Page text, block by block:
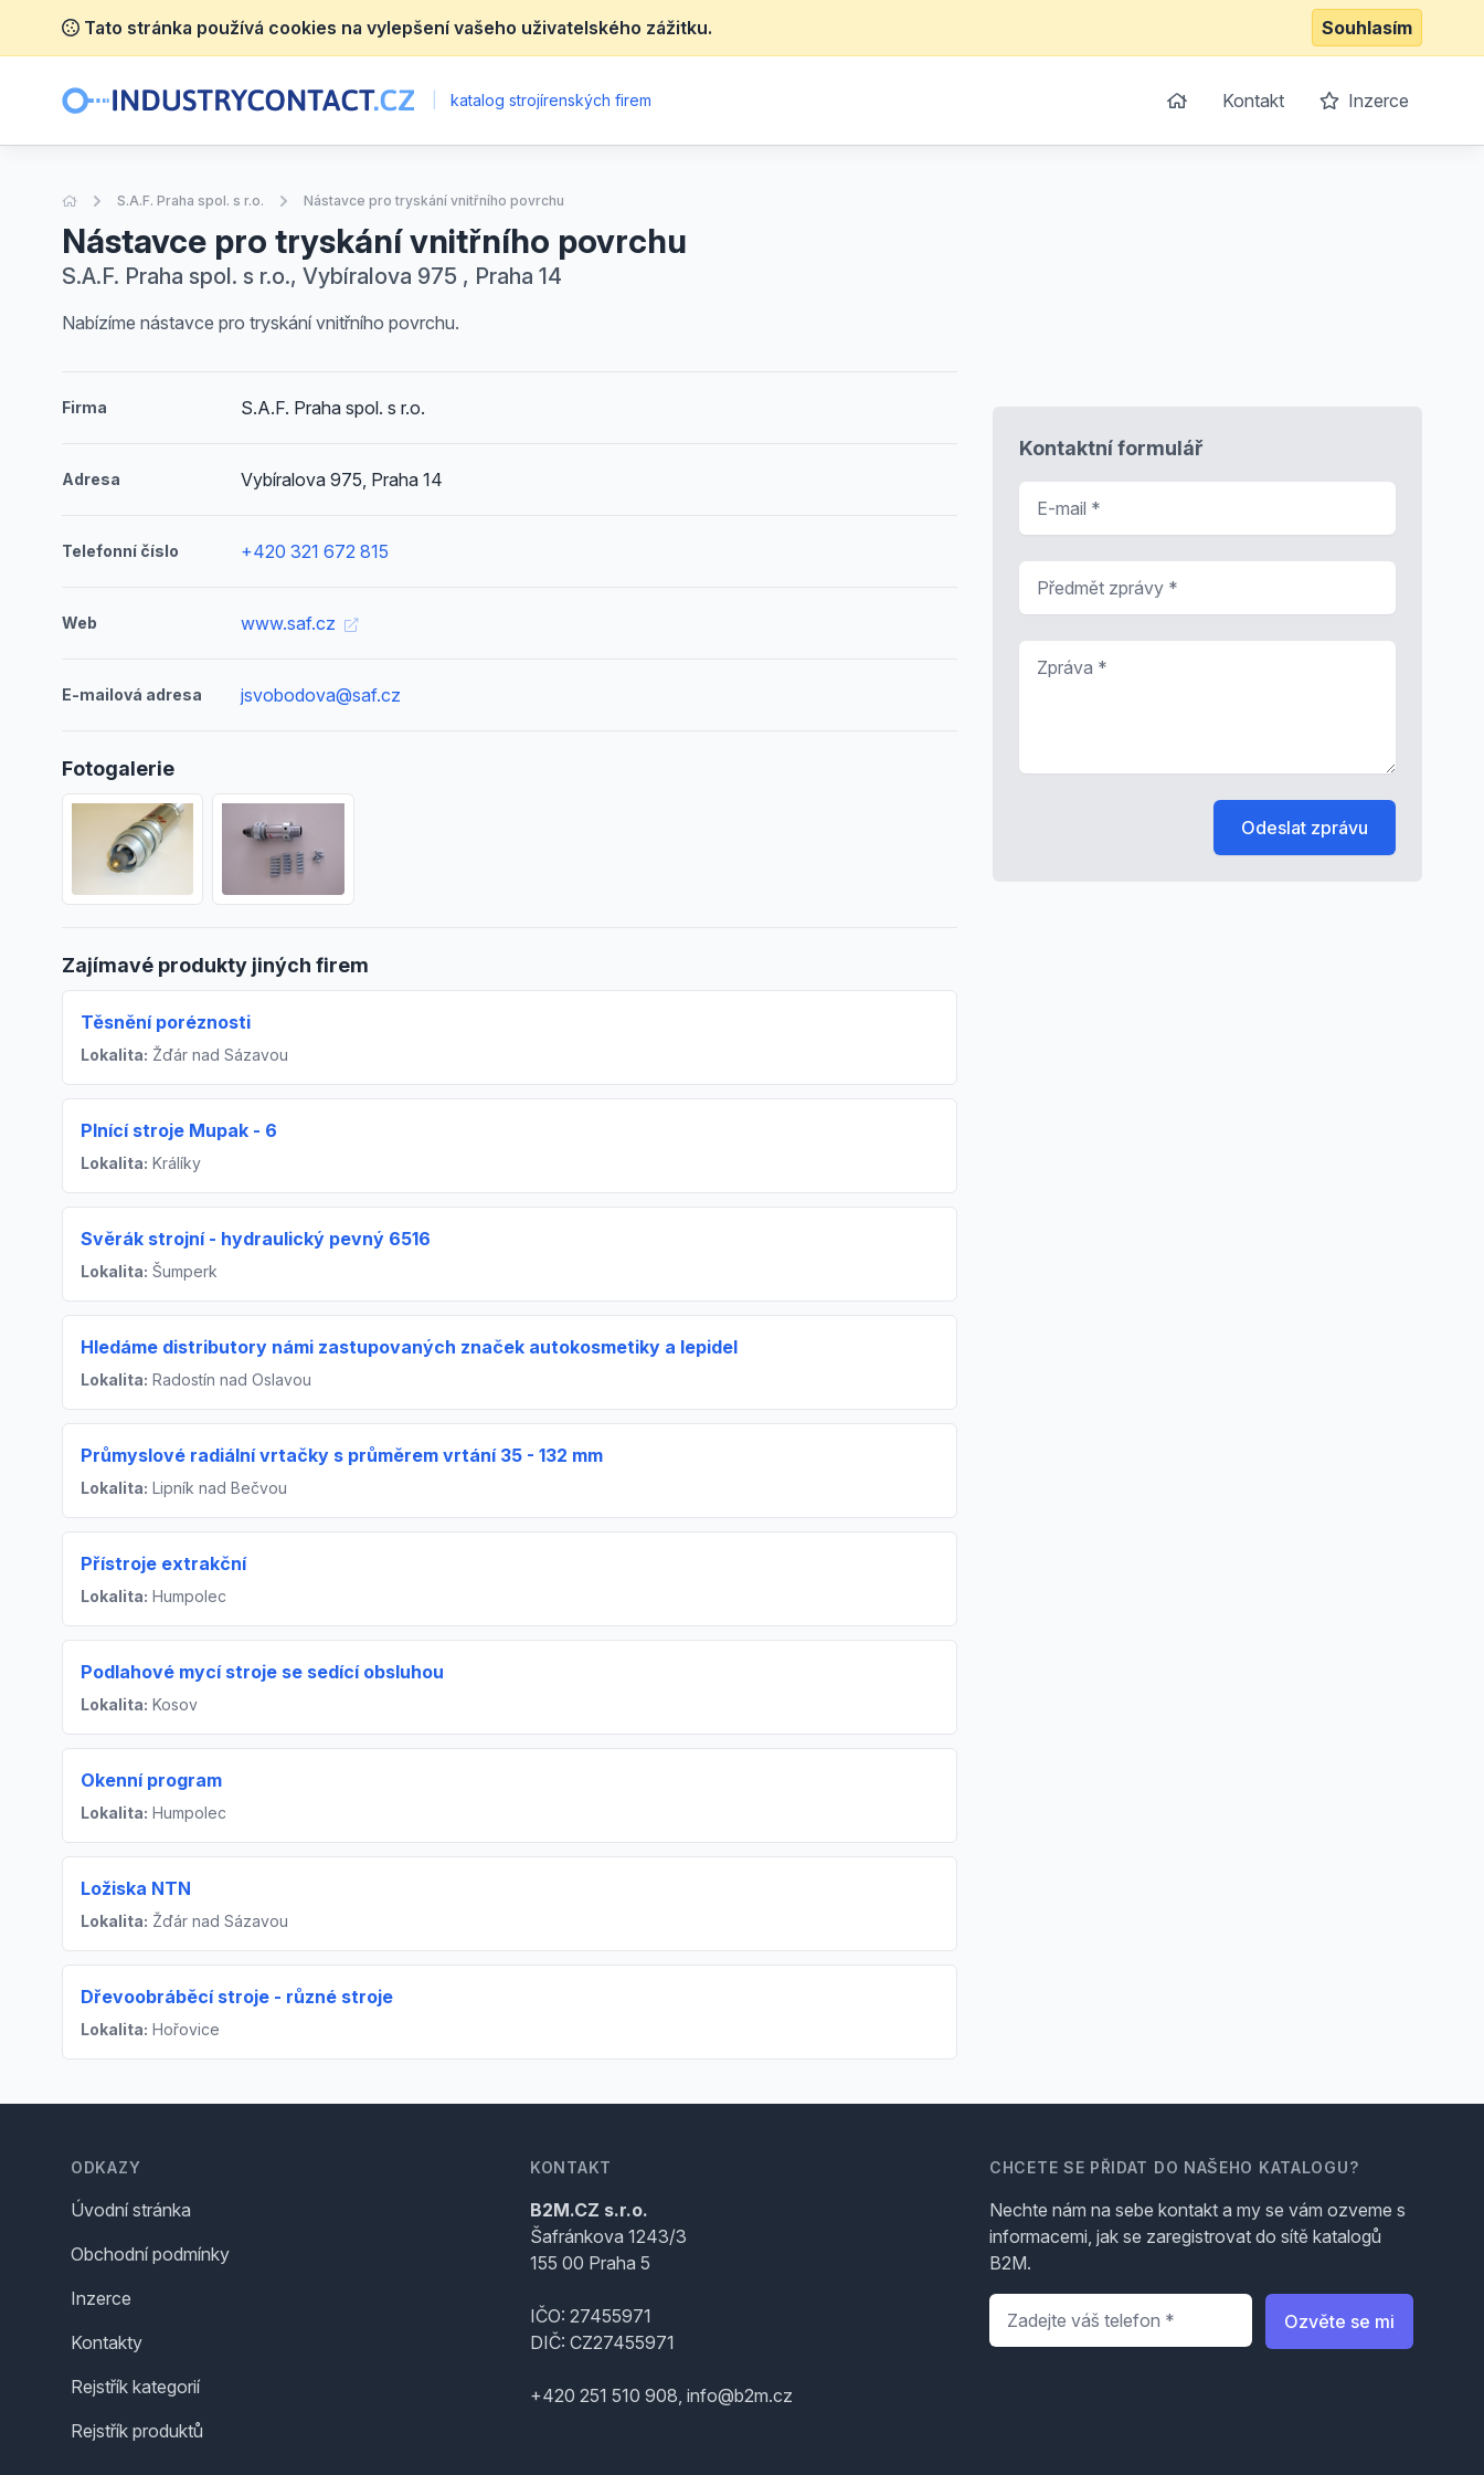
Tato stránka používá cookies na vylepšení vašeho uživatelského zážitku. Souhlasím
katalog strojírenských firem Kontakt Inzerce
Úvodní stránka
S.A.F. Praha spol. s r.o. Nástavce pro tryskání vnitřního povrchu
Nástavce pro tryskání vnitřního povrchu
S.A.F. Praha spol. s r.o., Vybíralova 975 , Praha 14
Nabízíme nástavce pro tryskání vnitřního povrchu.
Firma S.A.F. Praha spol. s r.o.
Adresa Vybíralova 975, Praha 14
Telefonní číslo +420 321 672 815
Web www.saf.cz
E-mailová adresa jsvobodova@saf.cz
Fotogalerie
Zajímavé produkty jiných firem
Těsnění poréznosti
Lokalita: Žďár nad Sázavou
Plnící stroje Mupak - 6
Lokalita: Králíky
Svěrák strojní - hydraulický pevný 6516
Lokalita: Šumperk
Hledáme distributory námi zastupovaných značek autokosmetiky a lepidel
Lokalita: Radostín nad Oslavou
Průmyslové radiální vrtačky s průměrem vrtání 35 - 132 mm
Lokalita: Lipník nad Bečvou
Přístroje extrakční
Lokalita: Humpolec
Podlahové mycí stroje se sedící obsluhou
Lokalita: Kosov
Okenní program
Lokalita: Humpolec
Ložiska NTN
Lokalita: Žďár nad Sázavou
Dřevoobráběcí stroje - různé stroje
Lokalita: Hořovice
Kontaktní formulář
Odeslat zprávu
ODKAZY
Úvodní stránka
Obchodní podmínky
Inzerce
Kontakty
Rejstřík kategorií
Rejstřík produktů
KONTAKT
B2M.CZ s.r.o.
Šafránkova 1243/3
155 00 Praha 5
IČO: 27455971
DIČ: CZ27455971
+420 251 510 908, info@b2m.cz
CHCETE SE PŘIDAT DO NAŠEHO KATALOGU?
Nechte nám na sebe kontakt a my se vám ozveme s
informacemi, jak se zaregistrovat do sítě katalogů
B2M.
Telefon
Ozvěte se mi